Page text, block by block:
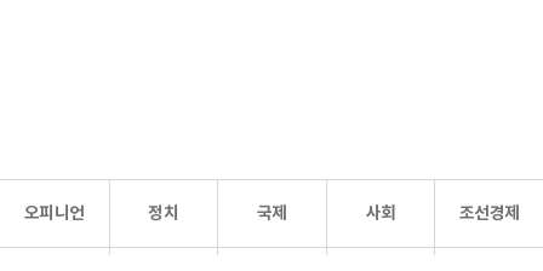
오피니언 정치 국제 사회 조선경제